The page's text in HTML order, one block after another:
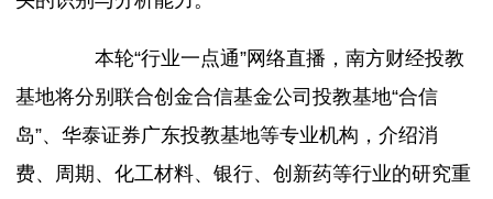
本轮“行业一点通”网络直播，南方财经投教
基地将分别联合创金合信基金公司投教基地“合信
岛”、华泰证券广东投教基地等专业机构，介绍消
费、周期、化工材料、银行、创新药等行业的研究重